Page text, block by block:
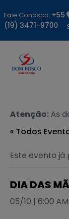
Fale Conosco: +55
(19) 3471-9700
Atenção:As
« Todos
Este evento já
DIA DAS
05/10 | 6:00 AM